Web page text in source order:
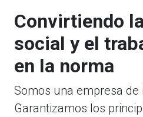
Convirtiendo
social y el
en la norma
Somos una empresa de
Garantizamos los